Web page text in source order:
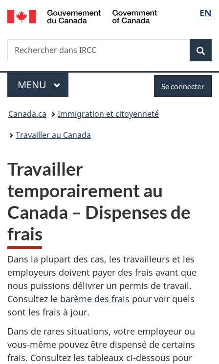
Passer
au
Passer
à
du
Passer
à
simplifiée
de
la
EN
Recherche
Rechercher
dans
Menu
MENU PRINCIPAL
connecter
Se connecter
Vous
êtes
Canada.ca
Immigration et citoyenneté
Travailler au Canada
Travailler
temporairement au
Canada – Dispenses de
frais
Dans la plupart des cas, les travailleurs et les
employeurs doivent payer des frais avant que
nous puissions délivrer un permis de travail.
Consultez le barème des frais pour voir quels
sont les frais à jour.
Dans de rares situations, votre employeur ou
vous-même pouvez être dispensé de certains
frais. Consultez les tableaux ci-dessous pour